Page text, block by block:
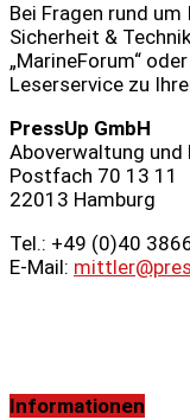
Bei Fragen rund
Sicherheit &
„MarineForum“
Leserservice zu
PressUp GmbH
Aboverwaltung
Postfach 70 13 11
22013 Hamburg
Tel.: +49 (0)40
E-Mail:
Informationen